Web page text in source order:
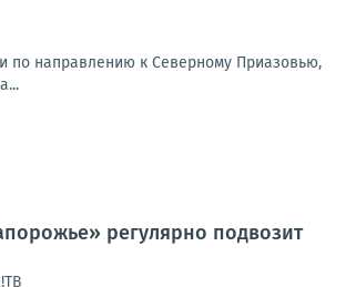
по направлению к Северному Приазовью,
регулярно подвозит